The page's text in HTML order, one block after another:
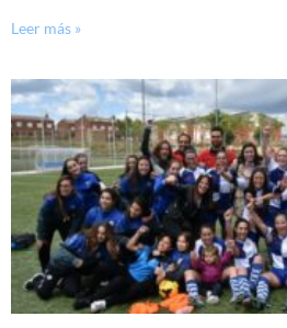
Leer más »